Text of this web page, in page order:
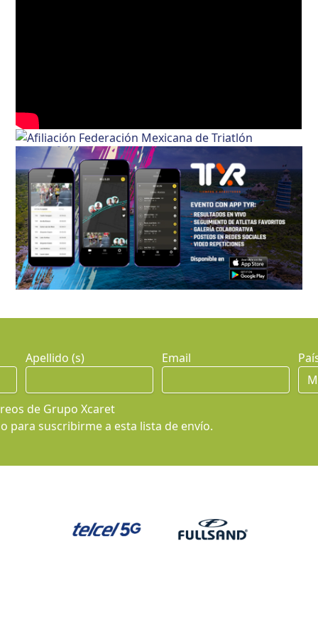
Apellido (s) Email
de Grupo Xcaret
para suscribirme a esta lista de envío.